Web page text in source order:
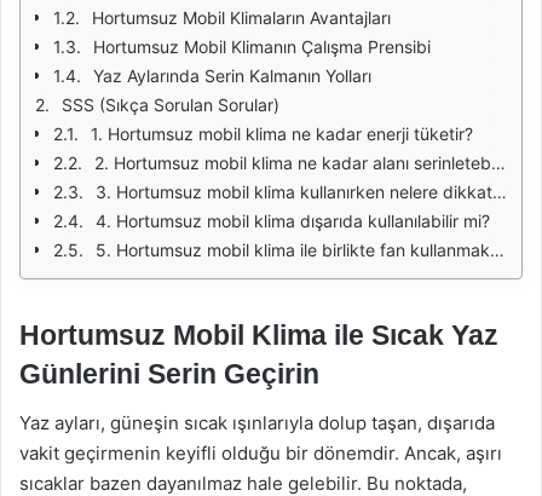
Hortumsuz Mobil Klimaların Avantajları
Hortumsuz Mobil Klimanın Çalışma Prensibi
Yaz Aylarında Serin Kalmanın Yolları
SSS (Sıkça Sorulan Sorular)
1. Hortumsuz mobil klima ne kadar enerji tüketir?
2. Hortumsuz mobil klima ne kadar alanı serinletebilir?
3. Hortumsuz mobil klima kullanırken nelere dikkat etmeliyim?
4. Hortumsuz mobil klima dışarıda kullanılabilir mi?
5. Hortumsuz mobil klima ile birlikte fan kullanmak faydalı mı?
Hortumsuz Mobil Klima ile Sıcak Yaz
Günlerini Serin Geçirin
Yaz ayları, güneşin sıcak ışınlarıyla dolup taşan, dışarıda
vakit geçirmenin keyifli olduğu bir dönemdir. Ancak, aşırı
sıcaklar bazen dayanılmaz hale gelebilir. Bu noktada,